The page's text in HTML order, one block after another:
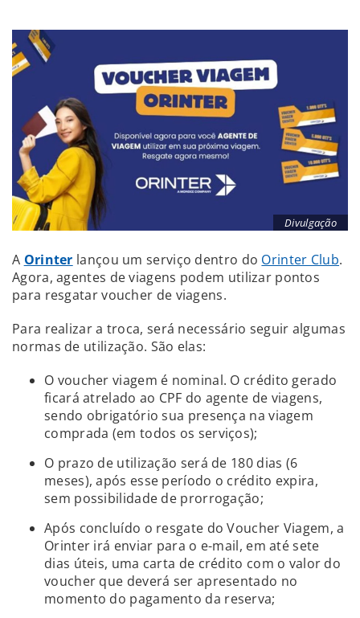
Divulgação
A Orinter lançou um serviço dentro do Orinter Club.
Agora, agentes de viagens podem utilizar pontos
para resgatar voucher de viagens.
Para realizar a troca, será necessário seguir algumas
normas de utilização. São elas:
O voucher viagem é nominal. O crédito gerado
ficará atrelado ao CPF do agente de viagens,
sendo obrigatório sua presença na viagem
comprada (em todos os serviços);
O prazo de utilização será de 180 dias (6
meses), após esse período o crédito expira,
sem possibilidade de prorrogação;
Após concluído o resgate do Voucher Viagem, a
Orinter irá enviar para o e-mail, em até sete
dias úteis, uma carta de crédito com o valor do
voucher que deverá ser apresentado no
momento do pagamento da reserva;